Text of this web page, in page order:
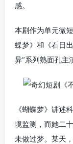
感。
本剧作为单元微
蝶梦》和《看日
异”系列熟面孔主
《蝴蝶梦》讲述
境监测，而她二
未做过梦。某天